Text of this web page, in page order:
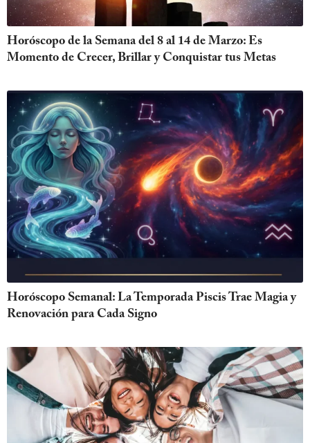
Horóscopo de la Semana del 8 al 14 de Marzo: Es
Momento de Crecer, Brillar y Conquistar tus Metas
Horóscopo Semanal: La Temporada Piscis Trae Magia y
Renovación para Cada Signo